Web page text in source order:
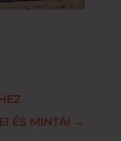
ÉS MINTÁI →